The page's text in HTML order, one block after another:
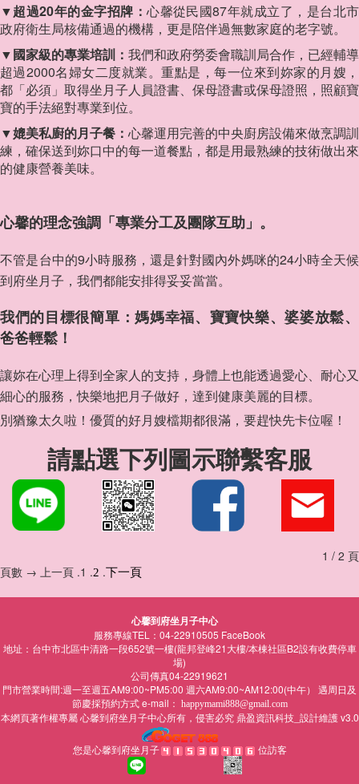
▼超過20年的金字招牌：心馨從民國87年就成立了，是台北市
政府衛生局核備通過的機構，更是陪伴過無數家庭的老字號。
▼國家級的專業培訓： 我們和政府勞委會職訓局合作，已經輔導
超過2000名婦女二度就業。重點是，每一位來到妳家的月嫂，
都「必須」取得坐月子人員證書、保母證書或保母證照，照顧寶
寶的手法絕對專業到位。
▼媲美私廚的月子餐： 心馨運用完善的中央廚房設備來做烹調訓
練，確保送到妳口中的每一道餐點，都是用最熟練的技術做出來
的健康營養美味。
心馨的理念強調「專業分工及團隊互助」。
不管是台中的9小時服務，還是針對國內外媽咪的24小時全天候
到府坐月子，我們都能安排得妥妥當當。
我們的目標很簡單：媽媽幸福、寶寶快樂、婆婆放鬆、
爸爸輕鬆！
讓妳在心理上得到全家人的支持，身體上也能透過愛心、耐心又
細心的服務，快樂地把月子做好，達到健康美麗的目標。
別猶豫太久啦！優質的好月嫂檔期都很滿，要趕快先卡位喔！
請點選下列圖示聯繫客服
1 / 2 頁
頁數 → 上一頁 .1 .2 .下一頁
心馨到府坐月子中心
服務專線TEL：04-22910505 FaceBook
地址：台中市北區中清路一段652號一樓(龍邦登峰21大樓/本棟社區B2設有收費停車
場)
公司傳真04-22919621
門市營業時間:週一至週五AM9:00~PM5:00 週六AM9:00~AM12:00(中午） 遇周日及
節慶採預約方式 e-mail： happymami888@gmail.com
本網頁著作權專屬心馨到府坐月子中心所有，侵害必究 鼎盈資訊科技_設計維護 v3.0
您是心馨到府坐月子 位訪客